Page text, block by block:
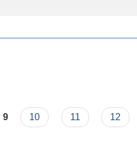
9 10 11 12